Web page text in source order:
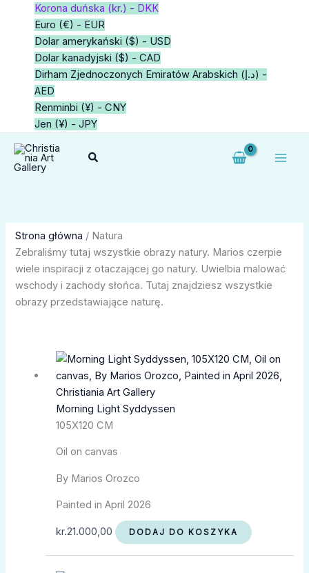
PrzejdźKorona duńska (kr.) - DKK
Euro (€) - EUR
Dolar amerykański ($) - USD
Dolar kanadyjski ($) - CAD
Dirham Zjednoczonych Emiratów Arabskich (د.إ) -
AED
Renminbi (¥) - CNY
Jen (¥) - JPY
Szukaj
Strona główna / Natura
Zebraliśmy tutaj wszystkie obrazy natury. Marios czerpie
wiele inspiracji z otaczającej go natury. Uwielbia malować
wschody i zachody słońca. Tutaj znajdziesz wszystkie
obrazy przedstawiające naturę.
Morning Light Syddyssen
105X120 CM
Oil on canvas
By Marios Orozco
Painted in April 2026
kr.21.000,00 DODAJ DO KOSZYKA
1
produkt
1
produkt
1
produkt
1
produkt
4
1
produkt
4
produkty
1
produkt
3
produkty
39
5
produktów
64
produkty
34
produkty
34
1
1
2
produkty
21
6
produktów